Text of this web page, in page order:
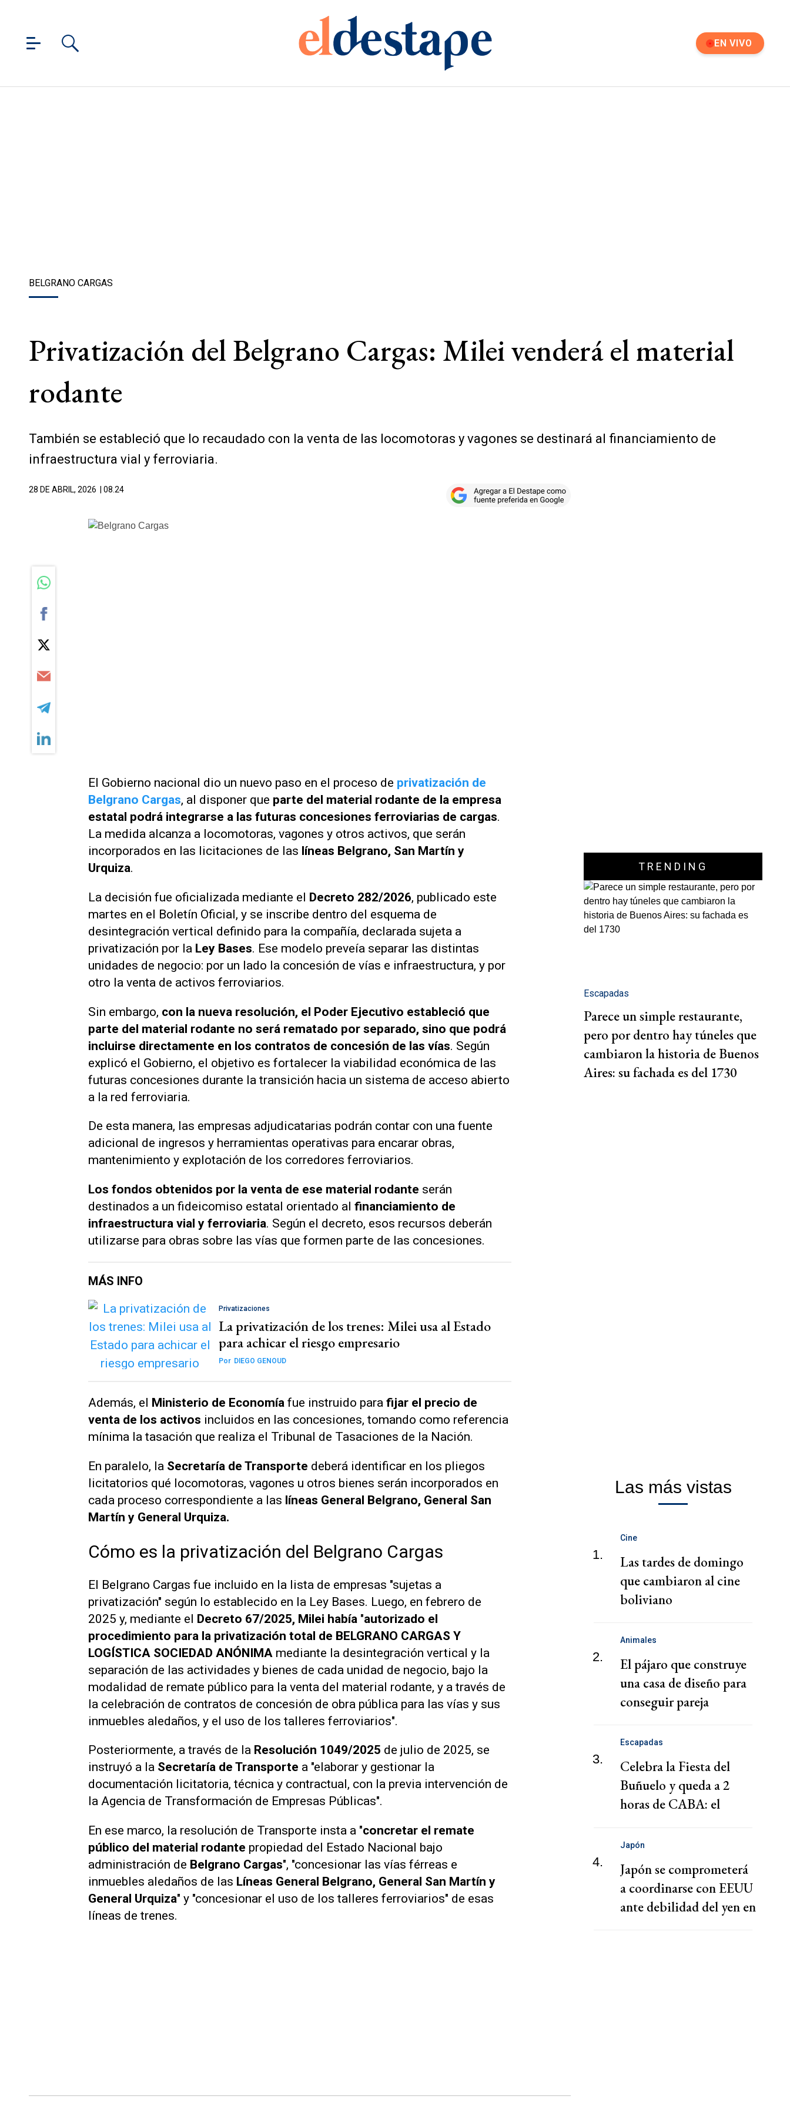
EN VIVO
BELGRANO CARGAS
Privatización del Belgrano Cargas: Milei venderá el material
rodante
También se estableció que lo recaudado con la venta de las locomotoras y vagones se destinará al financiamiento de
infraestructura vial y ferroviaria.
28 DE ABRIL, 2026 | 08.24
El Gobierno nacional dio un nuevo paso en el proceso de privatización de
Belgrano Cargas, al disponer que parte del material rodante de la empresa
estatal podrá integrarse a las futuras concesiones ferroviarias de cargas.
La medida alcanza a locomotoras, vagones y otros activos, que serán
incorporados en las licitaciones de las líneas Belgrano, San Martín y
Urquiza.
La decisión fue oficializada mediante el Decreto 282/2026, publicado este
martes en el Boletín Oficial, y se inscribe dentro del esquema de
desintegración vertical definido para la compañía, declarada sujeta a
privatización por la Ley Bases. Ese modelo preveía separar las distintas
unidades de negocio: por un lado la concesión de vías e infraestructura, y por
otro la venta de activos ferroviarios.
Sin embargo, con la nueva resolución, el Poder Ejecutivo estableció que
parte del material rodante no será rematado por separado, sino que podrá
incluirse directamente en los contratos de concesión de las vías. Según
explicó el Gobierno, el objetivo es fortalecer la viabilidad económica de las
futuras concesiones durante la transición hacia un sistema de acceso abierto
a la red ferroviaria.
De esta manera, las empresas adjudicatarias podrán contar con una fuente
adicional de ingresos y herramientas operativas para encarar obras,
mantenimiento y explotación de los corredores ferroviarios.
Los fondos obtenidos por la venta de ese material rodante serán
destinados a un fideicomiso estatal orientado al financiamiento de
infraestructura vial y ferroviaria. Según el decreto, esos recursos deberán
utilizarse para obras sobre las vías que formen parte de las concesiones.
MÁS INFO
Privatizaciones
La privatización de los trenes: Milei usa al Estado
para achicar el riesgo empresario
Por DIEGO GENOUD
Además, el Ministerio de Economía fue instruido para fijar el precio de
venta de los activos incluidos en las concesiones, tomando como referencia
mínima la tasación que realiza el Tribunal de Tasaciones de la Nación.
En paralelo, la Secretaría de Transporte deberá identificar en los pliegos
licitatorios qué locomotoras, vagones u otros bienes serán incorporados en
cada proceso correspondiente a las líneas General Belgrano, General San
Martín y General Urquiza.
Cómo es la privatización del Belgrano Cargas
El Belgrano Cargas fue incluido en la lista de empresas "sujetas a
privatización" según lo establecido en la Ley Bases. Luego, en febrero de
2025 y, mediante el Decreto 67/2025, Milei había "autorizado el
procedimiento para la privatización total de BELGRANO CARGAS Y
LOGÍSTICA SOCIEDAD ANÓNIMA mediante la desintegración vertical y la
separación de las actividades y bienes de cada unidad de negocio, bajo la
modalidad de remate público para la venta del material rodante, y a través de
la celebración de contratos de concesión de obra pública para las vías y sus
inmuebles aledaños, y el uso de los talleres ferroviarios".
Posteriormente, a través de la Resolución 1049/2025 de julio de 2025, se
instruyó a la Secretaría de Transporte a "elaborar y gestionar la
documentación licitatoria, técnica y contractual, con la previa intervención de
la Agencia de Transformación de Empresas Públicas".
En ese marco, la resolución de Transporte insta a "concretar el remate
público del material rodante propiedad del Estado Nacional bajo
administración de Belgrano Cargas", "concesionar las vías férreas e
inmuebles aledaños de las Líneas General Belgrano, General San Martín y
General Urquiza" y "concesionar el uso de los talleres ferroviarios" de esas
líneas de trenes.
TRENDING
Escapadas
Parece un simple restaurante,
pero por dentro hay túneles que
cambiaron la historia de Buenos
Aires: su fachada es del 1730
Las más vistas
1.
Cine
Las tardes de domingo
que cambiaron al cine
boliviano
2.
Animales
El pájaro que construye
una casa de diseño para
conseguir pareja
3.
Escapadas
Celebra la Fiesta del
Buñuelo y queda a 2
horas de CABA: el
4.
Japón
Japón se comprometerá
a coordinarse con EEUU
ante debilidad del yen en